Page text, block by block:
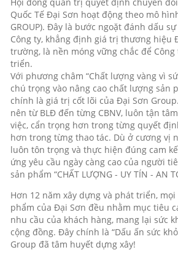
Quốc Tế Đại Sơn hoạt động theo mô
GROUP). Đây là bước ngoặt đánh dấu
Công ty, khẳng định giá trị thương hiệu
trường, là nền móng vững chắc để
triển.
Với phương châm “Chất lượng vàng vì
chú trọng vào nâng cao chất lượng sản
chính là giá trị cốt lõi của Đại Sơn
nên từ BLĐ đến từng CBNV, luôn tận
việc, cẩn trọng hơn trong từng quyết
hơn trong từng thao tác. Dù ở cương vị
luôn tôn trọng và thực hiện đúng cam
ứng yêu cầu ngày càng cao của người
sản phẩm “CHẤT LƯỢNG - UY TÍN - AN
Hơn 12 năm xây dựng và phát triển,
phẩm của Đại Sơn đều nhằm mục tiêu
nhu cầu của khách hàng, mang lại sức
cộng đồng. Đây chính là “Dấu ấn sức
Group đã tâm huyết dựng xây!